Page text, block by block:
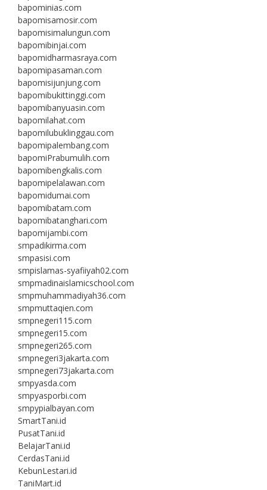
bapominias.com
bapomisamosir.com
bapomisimalungun.com
bapomibinjai.com
bapomidharmasraya.com
bapomipasaman.com
bapomisijunjung.com
bapomibukittinggi.com
bapomibanyuasin.com
bapomilahat.com
bapomilubuklinggau.com
bapomipalembang.com
bapomiPrabumulih.com
bapomibengkalis.com
bapomipelalawan.com
bapomidumai.com
bapomibatam.com
bapomibatanghari.com
bapomijambi.com
smpadikirma.com
smpasisi.com
smpislamas-syafiiyah02.com
smpmadinaislamicschool.com
smpmuhammadiyah36.com
smpmuttaqien.com
smpnegeri115.com
smpnegeri15.com
smpnegeri265.com
smpnegeri3jakarta.com
smpnegeri73jakarta.com
smpyasda.com
smpyasporbi.com
smpypialbayan.com
SmartTani.id
PusatTani.id
BelajarTani.id
CerdasTani.id
KebunLestari.id
TaniMart.id